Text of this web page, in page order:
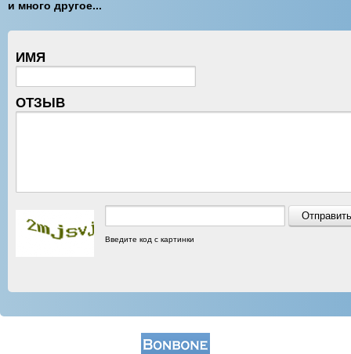
и много другое...
ИМЯ
ОТЗЫВ
Введите код с картинки